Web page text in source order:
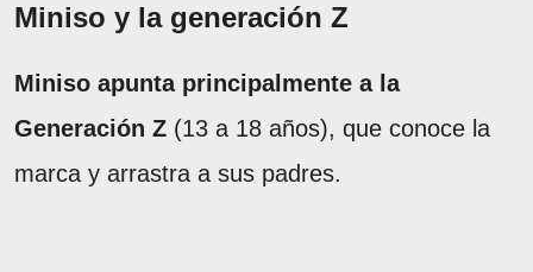
Miniso y la generación Z
Miniso apunta principalmente a la
Generación Z (13 a 18 años), que conoce la
marca y arrastra a sus padres.